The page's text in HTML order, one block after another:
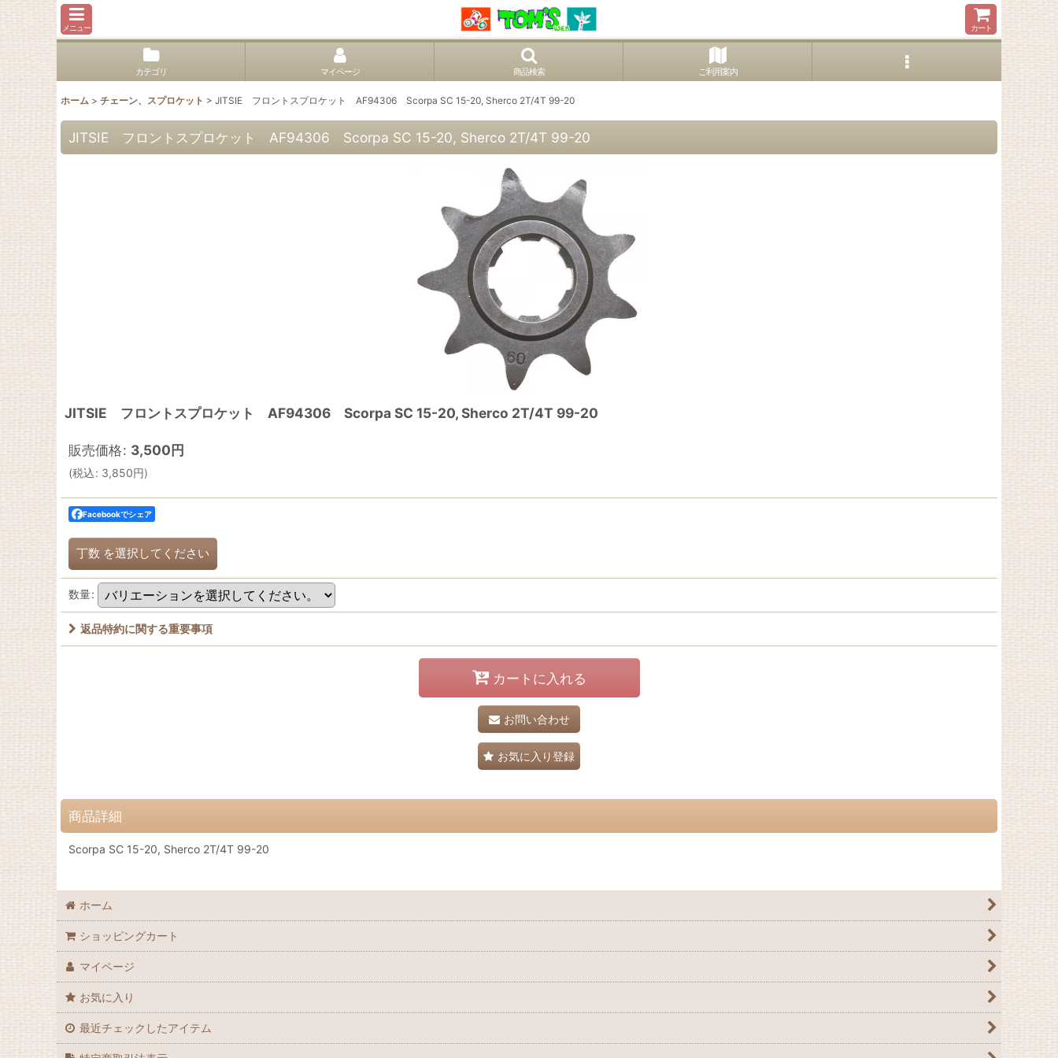
メニュー カート
カテゴリ マイページ 商品検索 ご利用案内
ホーム > チェーン、スプロケット > JITSIE フロントスプロケット AF94306 Scorpa SC 15-20, Sherco 2T/4T 99-20
JITSIE フロントスプロケット AF94306 Scorpa SC 15-20, Sherco 2T/4T 99-20
JITSIE フロントスプロケット AF94306 Scorpa SC 15-20, Sherco 2T/4T 99-20
販売価格: 3,500円
(税込: 3,850円)
Facebookでシェア
丁数 を選択してください
数量:
返品特約に関する重要事項
カートに入れる
お問い合わせ
お気に入り登録
商品詳細
Scorpa SC 15-20, Sherco 2T/4T 99-20
ホーム
ショッピングカート
マイページ
お気に入り
最近チェックしたアイテム